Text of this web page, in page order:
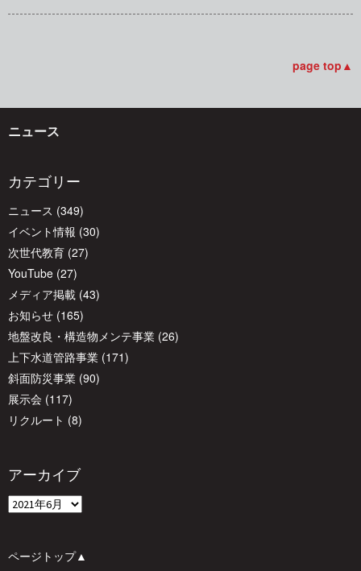
page top▲
ニュース
カテゴリー
ニュース (349)
イベント情報 (30)
次世代教育 (27)
YouTube (27)
メディア掲載 (43)
お知らせ (165)
地盤改良・構造物メンテ事業 (26)
上下水道管路事業 (171)
斜面防災事業 (90)
展示会 (117)
リクルート (8)
アーカイブ
ア
ページトップ▲